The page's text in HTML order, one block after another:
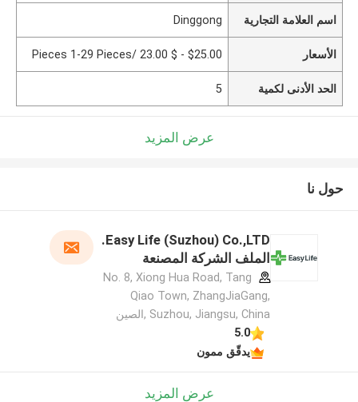
اسم العلامة التجارية Dinggong
الأسعار $25.00 - $ 23.00 /Pieces 1-29 Pieces
الحد الأدنى لكمية 5
عرض المزيد
حول نا
Easy Life (Suzhou) Co.,LTD.
الملف الشركة المصنعة
No. 8, Xiong Hua Road, Tang
Qiao Town, ZhangJiaGang,
Suzhou, Jiangsu, China ,الصين
5.0
يدقّق ممون
عرض المزيد